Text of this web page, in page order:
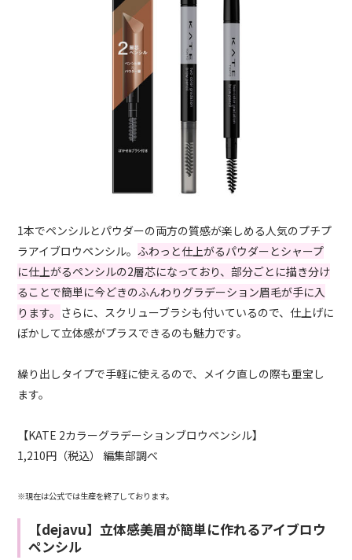
1本でペンシルとパウダーの両方の質感が楽しめる人気のプチプ
ラアイブロウペンシル。ふわっと仕上がるパウダーとシャープ
に仕上がるペンシルの2層芯になっており、部分ごとに描き分け
ることで簡単に今どきのふんわりグラデーション眉毛が手に入
ります。 さらに、スクリューブラシも付いているので、仕上げに
ぼかして立体感がプラスできるのも魅力です。
繰り出しタイプで手軽に使えるので、メイク直しの際も重宝し
ます。
【KATE 2カラーグラデーションブロウペンシル】
1,210円（税込） 編集部調べ
※現在は公式では生産を終了しております。
【dejavu】立体感美眉が簡単に作れるアイブロウ
ペンシル